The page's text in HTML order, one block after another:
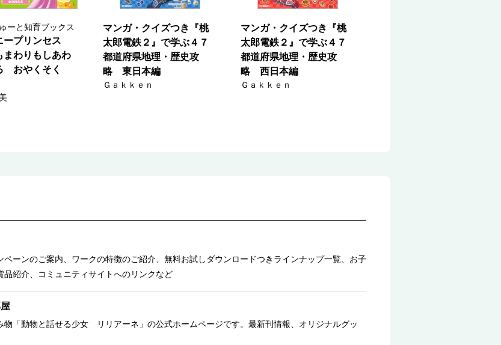
ーと知育ブックス
ープリンセス
まわりもしあわ
おやくそく
マンガ・クイズつき『桃
太郎電鉄２』で学ぶ４７
都道府県地理・歴史攻
略 東日本編
Ｇａｋｋｅｎ
マンガ・クイズつき『桃
太郎電鉄２』で学ぶ４７
都道府県地理・歴史攻
略 西日本編
Ｇａｋｋｅｎ
ペーンのご案内、ワークの特徴のご紹介、無料お試しダウンロードつきラインナップ一覧、お子
紹介、コミュニティサイトへのリンクなど
物「動物と話せる少女 リリアーネ」の公式ホームページです。最新刊情報、オリジナルグッ